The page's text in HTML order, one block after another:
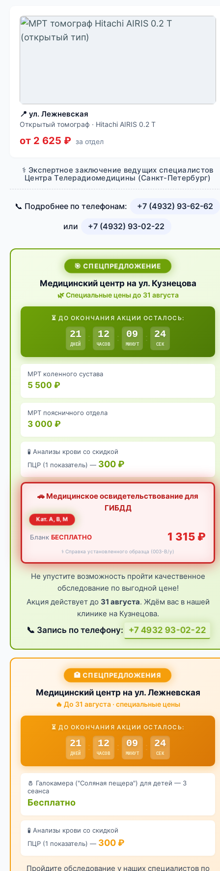
📍 ул. Лежневская
Открытый томограф · Hitachi AIRIS 0.2 T
от 2 625 ₽ за отдел
⚕️ Экспертное заключение ведущих специалистов
Центра Телерадиомедицины (Санкт-Петербург)
📞 Подробнее по телефонам: +7 (4932) 93-62-62
или +7 (4932) 93-02-22
🎯 СПЕЦПРЕДЛОЖЕНИЕ
Медицинский центр на ул. Кузнецова
🌿 Специальные цены до 31 августа
⏳ ДО ОКОНЧАНИЯ АКЦИИ ОСТАЛОСЬ:
21
ДНЕЙ
: 12
ЧАСОВ
: 09
МИНУТ
: 23
СЕК
МРТ коленного сустава
5 500 ₽
МРТ поясничного отдела
3 000 ₽
🧪 Анализы крови со скидкой
ПЦР (1 показатель) — 300 ₽
🚗 Медицинское освидетельствование для
ГИБДД
Кат. А, В, М
Бланк БЕСПЛАТНО 1 315 ₽
⚕️ Справка установленного образца (003-В/у)
Не упустите возможность пройти качественное
обследование по выгодной цене!
Акция действует до 31 августа. Ждём вас в нашей
клинике на Кузнецова.
📞 Запись по телефону: +7 4932 93-02-22
🏥 СПЕЦПРЕДЛОЖЕНИЯ
Медицинский центр на ул. Лежневская
🔥 До 31 августа · специальные цены
⏳ ДО ОКОНЧАНИЯ АКЦИИ ОСТАЛОСЬ:
21
ДНЕЙ
: 12
ЧАСОВ
: 09
МИНУТ
: 23
СЕК
🧂 Галокамера ("Соляная пещера") для детей — 3
сеанса
Бесплатно
🧪 Анализы крови со скидкой
ПЦР (1 показатель) — 300 ₽
Пройдите обследование у наших специалистов по